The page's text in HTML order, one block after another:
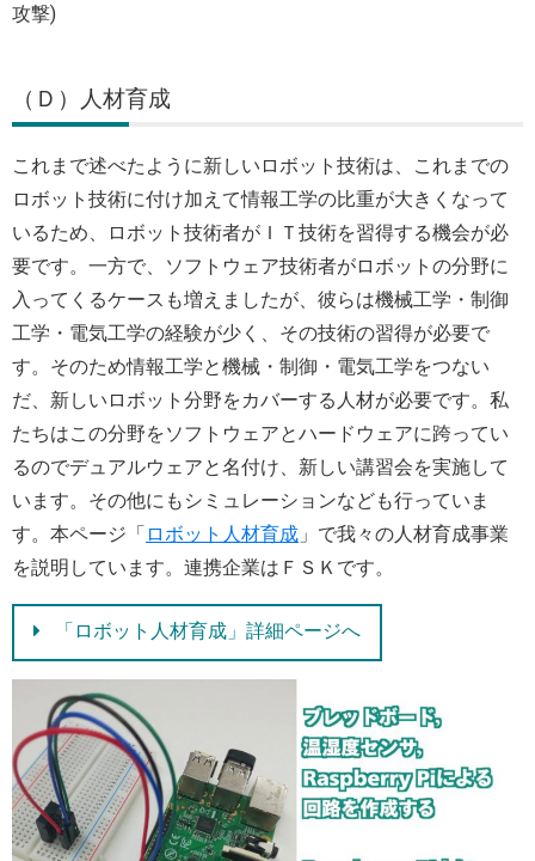
攻撃)
（Ｄ）人材育成
これまで述べたように新しいロボット技術は、これまでの
ロボット技術に付け加えて情報工学の比重が大きくなって
いるため、ロボット技術者がＩＴ技術を習得する機会が必
要です。一方で、ソフトウェア技術者がロボットの分野に
入ってくるケースも増えましたが、彼らは機械工学・制御
工学・電気工学の経験が少く、その技術の習得が必要で
す。そのため情報工学と機械・制御・電気工学をつない
だ、新しいロボット分野をカバーする人材が必要です。私
たちはこの分野をソフトウェアとハードウェアに跨ってい
るのでデュアルウェアと名付け、新しい講習会を実施して
います。その他にもシミュレーションなども行っていま
す。本ページ「 ロボット人材育成 」で我々の人材育成事業
を説明しています。連携企業はＦＳＫです。
「ロボット人材育成」詳細ページへ